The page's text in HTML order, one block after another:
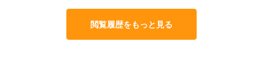
閲覧履歴をもっと見る